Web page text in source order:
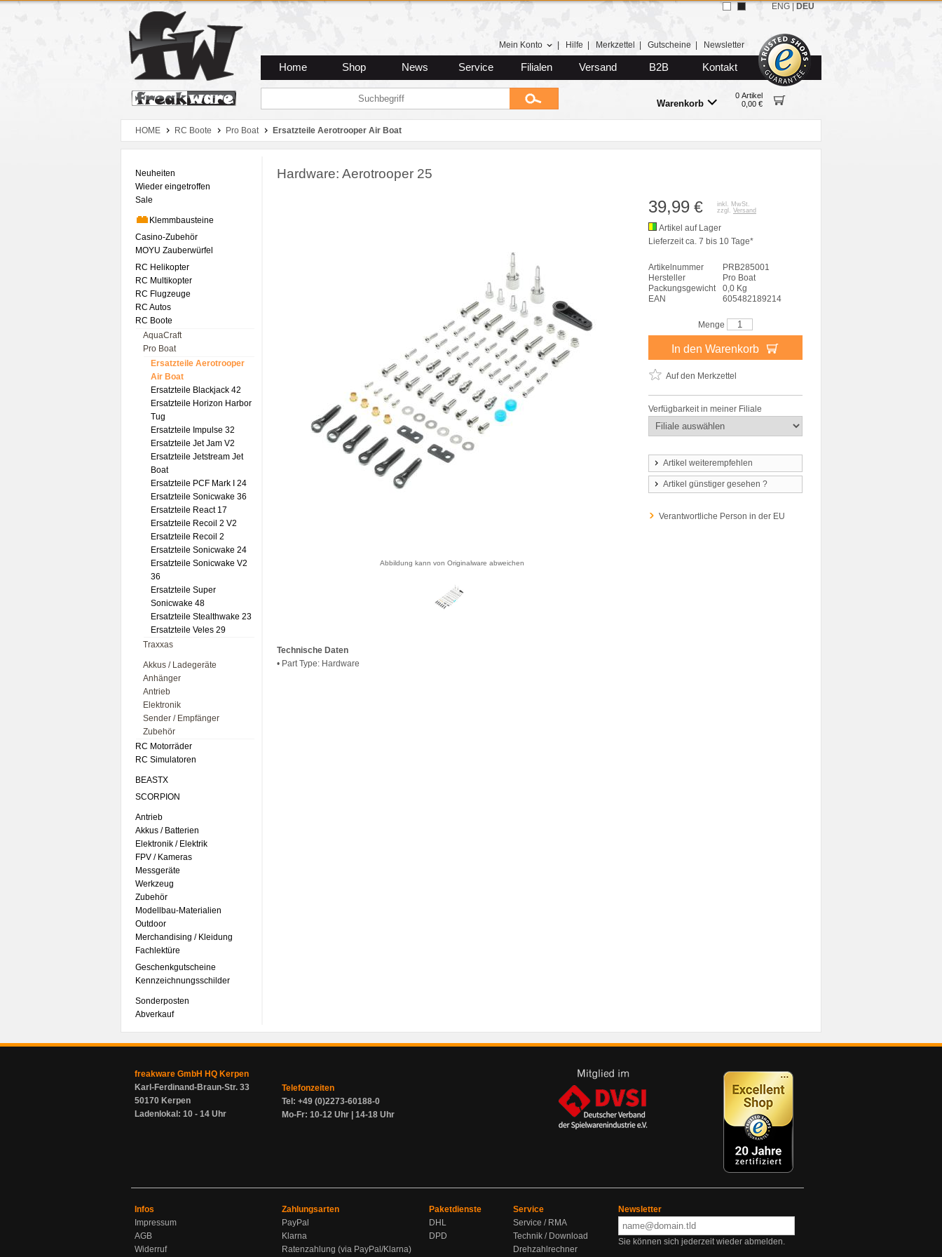
Zum Hauptmenue
Zum Seiteninhalt
Zum Warenkob
Mein Konto Hilfe Merkzettel Gutscheine Newsletter
Home Shop News Service Filialen Versand B2B Kontakt
Warenkorb
0 Artikel
0,00 €
ENG DEU
HOME RC Boote Pro Boat Ersatzteile Aerotrooper Air Boat
Neuheiten
Wieder eingetroffen
Sale
Klemmbausteine
Casino-Zubehör
MOYU Zauberwürfel
RC Helikopter
RC Multikopter
RC Flugzeuge
RC Autos
RC Boote
AquaCraft
Pro Boat
Ersatzteile Aerotrooper
Air Boat
Ersatzteile Blackjack 42
Ersatzteile Horizon Harbor
Tug
Ersatzteile Impulse 32
Ersatzteile Jet Jam V2
Ersatzteile Jetstream Jet
Boat
Ersatzteile PCF Mark I 24
Ersatzteile Sonicwake 36
Ersatzteile React 17
Ersatzteile Recoil 2 V2
Ersatzteile Recoil 2
Ersatzteile Sonicwake 24
Ersatzteile Sonicwake V2
36
Ersatzteile Super
Sonicwake 48
Ersatzteile Stealthwake 23
Ersatzteile Veles 29
Traxxas
Akkus / Ladegeräte
Anhänger
Antrieb
Elektronik
Sender / Empfänger
Zubehör
RC Motorräder
RC Simulatoren
BEASTX
SCORPION
Antrieb
Akkus / Batterien
Elektronik / Elektrik
FPV / Kameras
Messgeräte
Werkzeug
Zubehör
Modellbau-Materialien
Outdoor
Merchandising / Kleidung
Fachlektüre
Geschenkgutscheine
Kennzeichnungsschilder
Sonderposten
Abverkauf
Hardware: Aerotrooper 25
Abbildung kann von Originalware abweichen
Technische Daten
• Part Type: Hardware
39,99 €
inkl. MwSt.
zzgl. Versand
Artikel auf Lager
Lieferzeit ca. 7 bis 10 Tage*
Artikelnummer
PRB285001
Hersteller
Pro Boat
Packungsgewicht
0,0 Kg
EAN
605482189214
Menge
In den Warenkorb
Auf den Merkzettel
Verfügbarkeit in meiner Filiale
Artikel weiterempfehlen
Artikel günstiger gesehen ?
Verantwortliche Person in der EU
freakware GmbH HQ Kerpen
Karl-Ferdinand-Braun-Str. 33
50170 Kerpen
Ladenlokal: 10 - 14 Uhr
Telefonzeiten
Tel: +49 (0)2273-60188-0
Mo-Fr: 10-12 Uhr | 14-18 Uhr
Infos
Impressum
AGB
Widerruf
Zahlungsarten
PayPal
Klarna
Ratenzahlung (via PayPal/Klarna)
Paketdienste
DHL
DPD
Service
Service / RMA
Technik / Download
Drehzahlrechner
Newsletter
Sie können sich jederzeit wieder abmelden.